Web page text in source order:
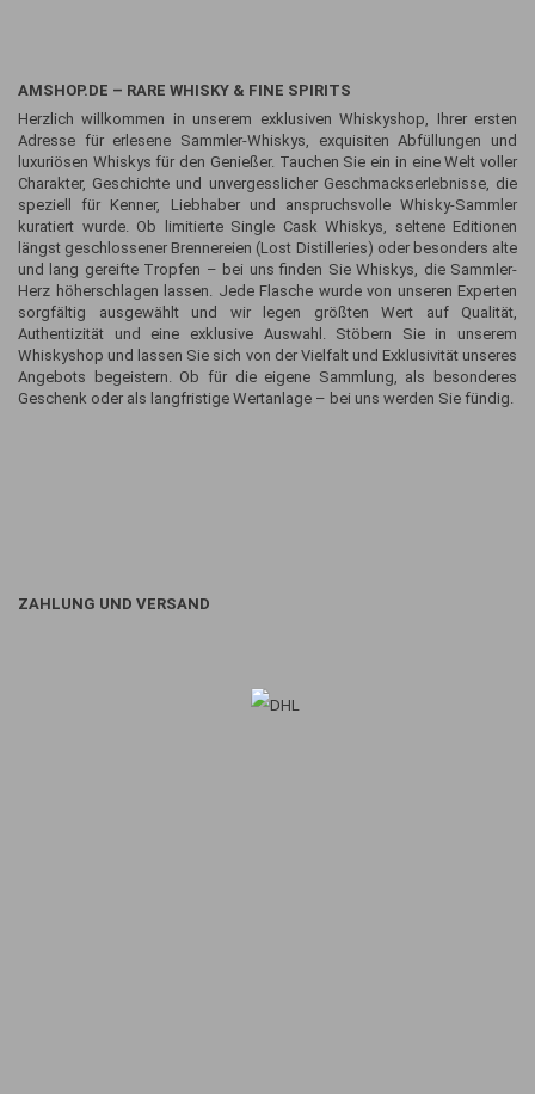
AMSHOP.DE – RARE WHISKY & FINE SPIRITS
Herzlich willkommen in unserem exklusiven Whiskyshop, Ihrer ersten
Adresse für erlesene Sammler-Whiskys, exquisiten Abfüllungen und
luxuriösen Whiskys für den Genießer. Tauchen Sie ein in eine Welt voller
Charakter, Geschichte und unvergesslicher Geschmackserlebnisse, die
speziell für Kenner, Liebhaber und anspruchsvolle Whisky-Sammler
kuratiert wurde. Ob limitierte Single Cask Whiskys, seltene Editionen
längst geschlossener Brennereien (Lost Distilleries) oder besonders alte
und lang gereifte Tropfen – bei uns finden Sie Whiskys, die Sammler-
Herz höherschlagen lassen. Jede Flasche wurde von unseren Experten
sorgfältig ausgewählt und wir legen größten Wert auf Qualität,
Authentizität und eine exklusive Auswahl. Stöbern Sie in unserem
Whiskyshop und lassen Sie sich von der Vielfalt und Exklusivität unseres
Angebots begeistern. Ob für die eigene Sammlung, als besonderes
Geschenk oder als langfristige Wertanlage – bei uns werden Sie fündig.
ZAHLUNG UND VERSAND